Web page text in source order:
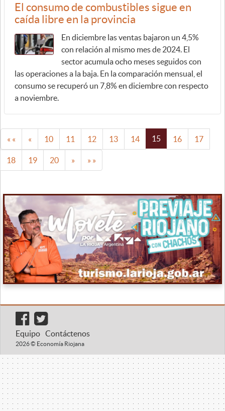
El consumo de combustibles sigue en
caída libre en la provincia
En diciembre las ventas bajaron un 4,5%
con relación al mismo mes de 2024. El
sector acumula ocho meses seguidos con
las operaciones a la baja. En la comparación mensual, el
consumo se recuperó un 7,8% en diciembre con respecto
a noviembre.
« « « 10 11 12 13 14 15 16 17
18 19 20 » » »
Equipo Contáctenos
2026 © Economía Riojana